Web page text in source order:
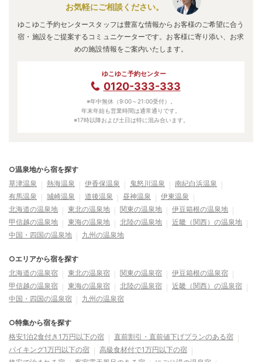
お気軽にご相談ください。
ゆこゆこ予約センタースタッフは豊富な情報からお客様のご希望に合う
宿・施設をご提案するコミュニケーターです。お客様に寄り添い、お求
めの施設情報をご案内いたします。
ゆこゆこ予約センター
0120-333-333
※年中無休（9:00～21:00受付）。
年末年始も営業時間は通常通りです。
※17時以降および土日は特に混み合います。
○温泉地から宿を探す
草津温泉
熱海温泉 伊香保温泉 鬼怒川温泉
南紀白浜温泉
有馬温泉
城崎温泉 道後温泉 昼神温泉
伊東温泉
北海道の温泉地
東北の温泉地 関東の温泉地
伊豆箱根の温泉地
甲信越の温泉地
東海の温泉地 北陸の温泉地
近畿（関西）の温泉地
中国・四国の温泉地
九州の温泉地
○エリアから宿を探す
北海道の温泉宿
東北の温泉宿 関東の温泉宿
伊豆箱根の温泉宿
甲信越の温泉宿
東海の温泉宿 北陸の温泉宿
近畿（関西）の温泉宿
中国・四国の温泉宿
九州の温泉宿
○特集から宿を探す
格安1泊2食付き1万円以下の宿
直前割引・直前値下げプランのある宿
バイキング1万円以下の宿
高級食材付で1万円以下の宿